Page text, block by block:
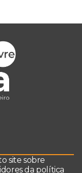
site sobre
da política